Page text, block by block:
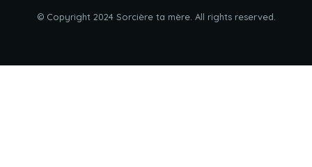
© Copyright 2024 Sorcière ta mère. All rights reserved.